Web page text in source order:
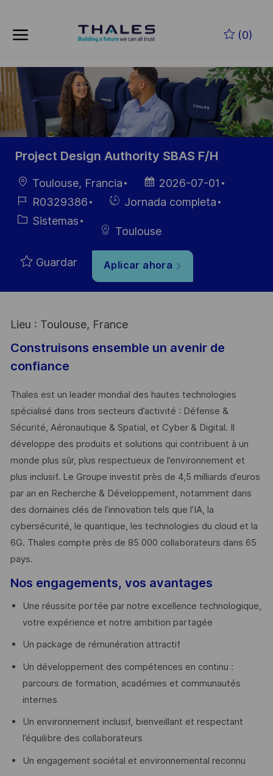
(0)
-
Project Design Authority SBAS F/H
Ubicación
Toulouse, Francia
Fecha de
publicación
2026-07-01
ID de
empleo
R0329386
HiringJornada completa
Categoría
Sistemas
Toulouse
Guardar Aplicar ahora
Lieu : Toulouse, France
Construisons ensemble un avenir de
confiance
Thales est un leader mondial des hautes technologies
spécialisé dans trois secteurs d’activité : Défense &
Sécurité, Aéronautique & Spatial, et Cyber & Digital. Il
développe des produits et solutions qui contribuent à un
monde plus sûr, plus respectueux de l’environnement et
plus inclusif. Le Groupe investit près de 4,5 milliards d’euros
par an en Recherche & Développement, notamment dans
des domaines clés de l’innovation tels que l’IA, la
cybersécurité, le quantique, les technologies du cloud et la
6G. Thales compte près de 85 000 collaborateurs dans 65
pays. ​
Nos engagements, vos avantages
Une réussite portée par notre excellence technologique,
votre expérience et notre ambition partagée
Un package de rémunération attractif
Un développement des compétences en continu :
parcours de formation, académies et communautés
internes
Un environnement inclusif, bienveillant et respectant
l’équilibre des collaborateurs
Un engagement sociétal et environnemental reconnu